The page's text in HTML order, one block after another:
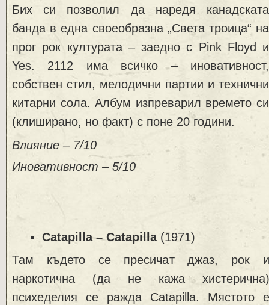
Бих си позволил да наредя канадската
банда в една своеобразна „Света троица“ на
прог рок културата – заедно с Pink Floyd и
Yes. 2112 има всичко – иновативност,
собствен стил, мелодични партии и технични
китарни сола. Албум изпреварил времето си
(клиширано, но факт) с поне 20 години.
Влияние – 7/10
Иновативност – 5/10
Catapilla – Catapilla(1971)
Там където се пресичат джаз, рок и
наркотична (да не кажа хистерична)
психеделия се ражда Catapilla. Мястото е